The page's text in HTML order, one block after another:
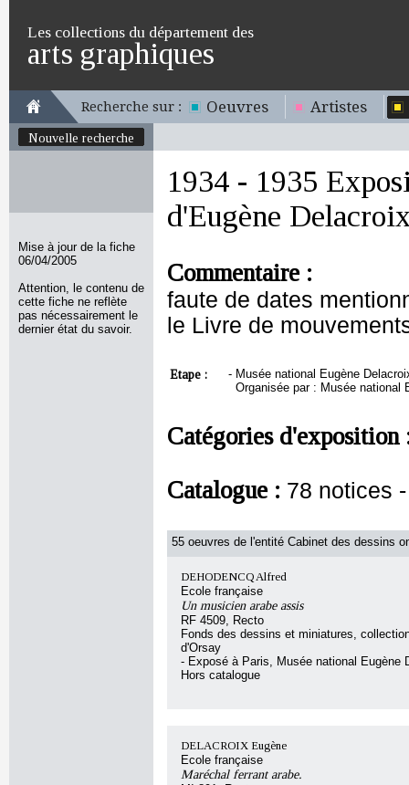
Les collections du département des
arts graphiques
Recherche sur : Oeuvres Artistes
Nouvelle recherche
Mise à jour de la fiche
06/04/2005
Attention, le contenu de
cette fiche ne reflète
pas nécessairement le
dernier état du savoir.
1934 - 1935
d'Eugène
Commentaire :
faute de dates
le Livre de
Etape : - Musée national Eugène
Organisée par : Musée national
Catégories
Catalogue : 78 notices
55 oeuvres de l'entité Cabinet des dessins
DEHODENCQ Alfred
Ecole française
Un musicien arabe assis
RF 4509, Recto
Fonds des dessins et miniatures,
d'Orsay
- Exposé à Paris, Musée national Eugène
Hors catalogue
DELACROIX Eugène
Ecole française
Maréchal ferrant arabe.